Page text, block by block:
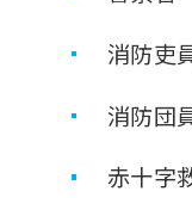
消防吏
消防団
赤十字